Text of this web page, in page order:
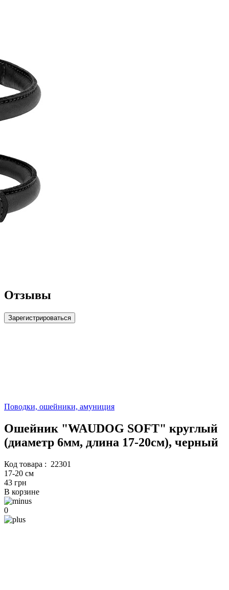
Отзывы
Зарегистрироваться
Поводки, ошейники, амуниция
Ошейник "WAUDOG SOFT" круглый
(диаметр 6мм, длина 17-20см), черный
Код товара : 22301
17-20 см
43 грн
В корзине
0